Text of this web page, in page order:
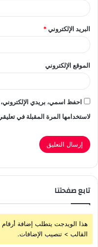
البريد الإلكتروني*
الموقع الإلكتروني
احفظ اسمي، بريدي
لاستخدامها المرة المقبلة في
تابع صفحتنا
هذا الويدجت يتطلب إضافة أرقام
القالب > تنصيب الإضافات.